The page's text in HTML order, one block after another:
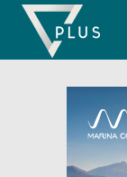
Skip
content